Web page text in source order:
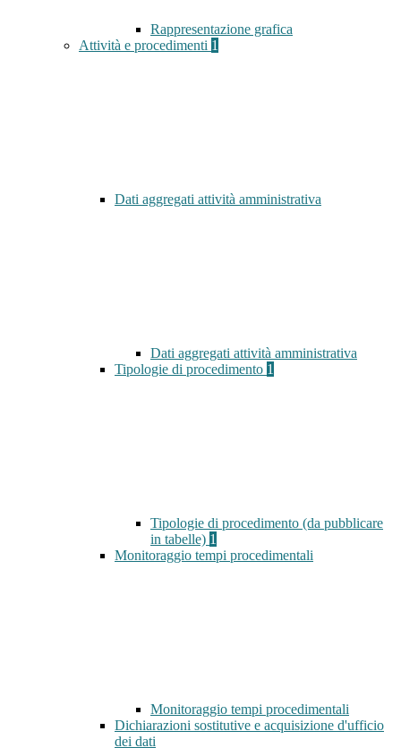
Rappresentazione grafica
Attività e procedimenti 1
Dati aggregati attività amministrativa
Dati aggregati attività amministrativa
Tipologie di procedimento 1
Tipologie di procedimento (da pubblicare
in tabelle) 1
Monitoraggio tempi procedimentali
Monitoraggio tempi procedimentali
Dichiarazioni sostitutive e acquisizione d'ufficio
dei dati